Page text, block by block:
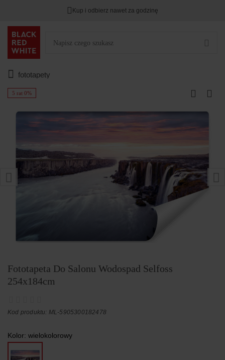
Kup i odbierz nawet za godzinę
fototapety
5 rat 0%
Fototapeta Do Salonu Wodospad Selfoss
254x184cm
Kod produktu: ML-5905300182478
Kolor: wielokolorowy